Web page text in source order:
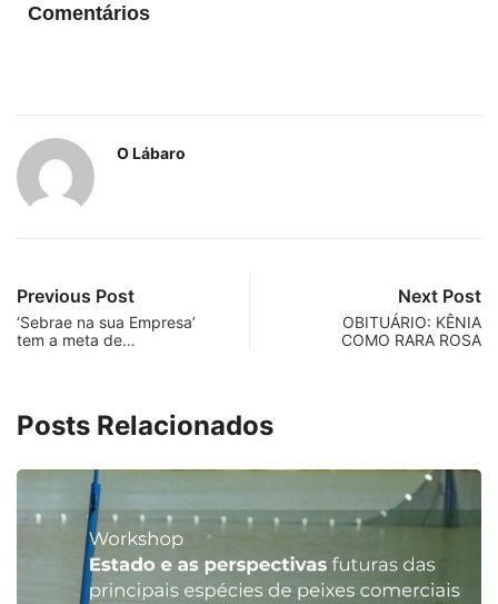
Comentários
O Lábaro
Previous Post
‘Sebrae na sua Empresa’
tem a meta de…
Next Post
OBITUÁRIO: KÊNIA
COMO RARA ROSA
Posts Relacionados